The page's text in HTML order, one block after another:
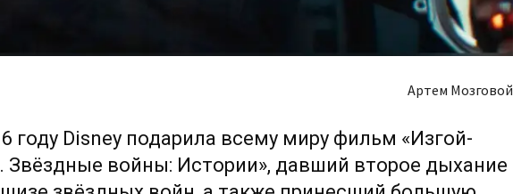
Артем Мозговой
году Disney подарила всему миру фильм «Изгой-
Звёздные войны: Истории», давший второе дыхание